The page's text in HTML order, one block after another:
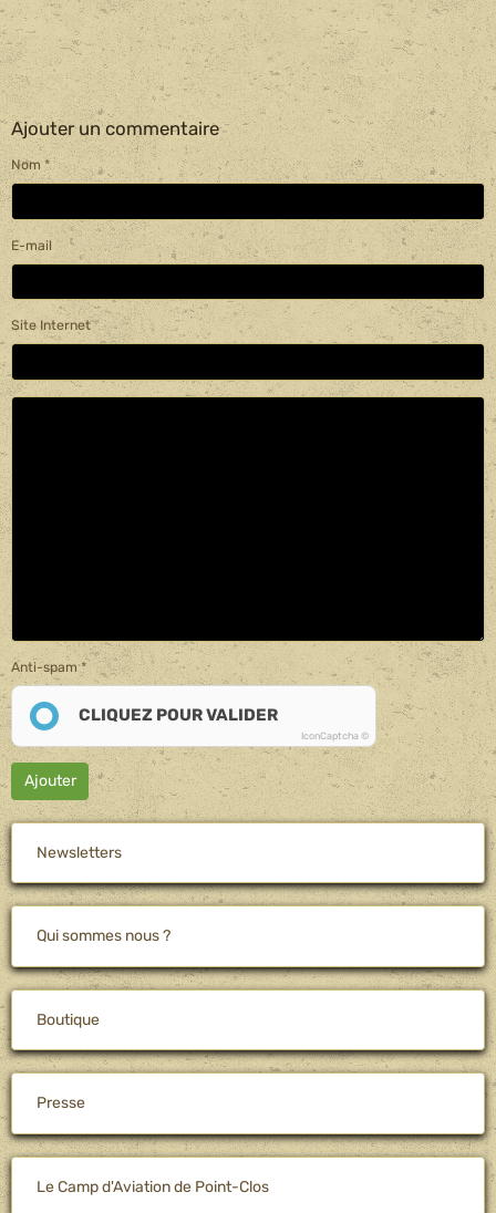
Ajouter un commentaire
Nom
E-mail
Site Internet
Anti-spam
CLIQUEZ POUR VALIDER
IconCaptcha ©
Ajouter
Newsletters
Qui sommes nous ?
Boutique
Presse
Le Camp d'Aviation de Point-Clos